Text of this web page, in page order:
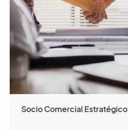
Socio Comercial Estratégico